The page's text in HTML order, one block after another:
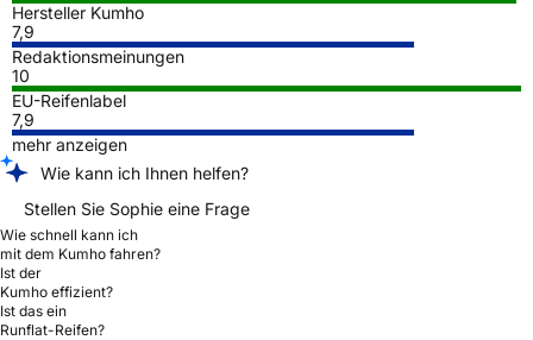
Hersteller Kumho
7,9
Redaktionsmeinungen
10
EU-Reifenlabel
7,9
mehr anzeigen
Wie kann ich Ihnen helfen?
Stellen Sie Sophie eine Frage
Wie schnell kann ich
mit dem Kumho fahren?
Ist der
Kumho effizient?
Ist das ein
Runflat-Reifen?